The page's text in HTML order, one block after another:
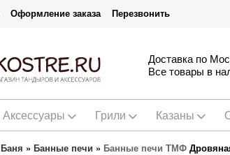
Оформление заказа Перезвонить
Доставка по
Все товары в
Аксессуары Грили Казаны
Баня » Банные печи » Банные печи ТМФ